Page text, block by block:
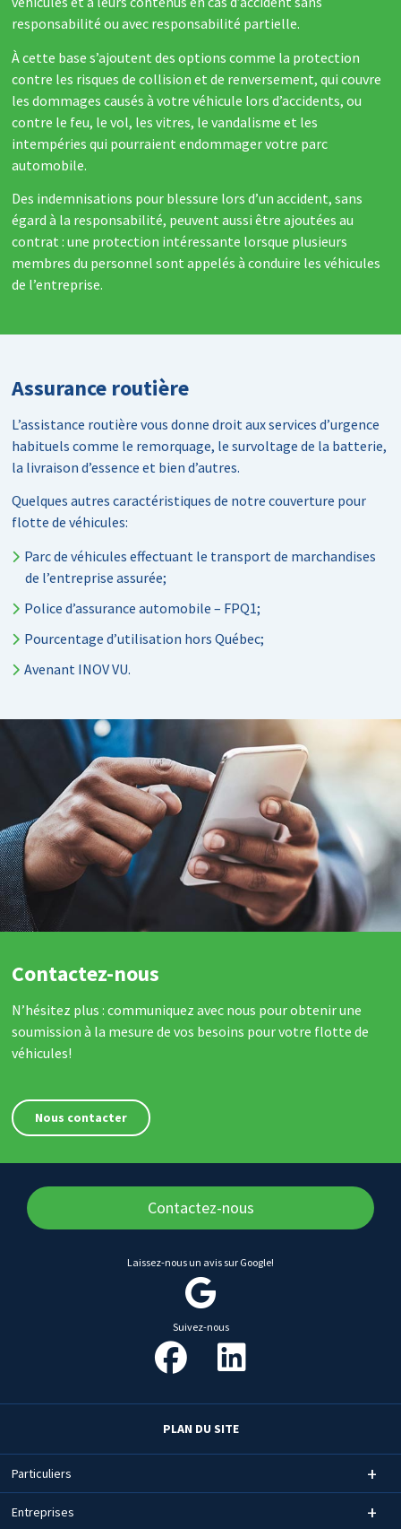
responsabilité ou avec responsabilité partielle.
À cette base s’ajoutent des options comme la protection
contre les risques de collision et de renversement, qui couvre
les dommages causés à votre véhicule lors d’accidents, ou
contre le feu, le vol, les vitres, le vandalisme et les
intempéries qui pourraient endommager votre parc
automobile.
Des indemnisations pour blessure lors d’un accident, sans
égard à la responsabilité, peuvent aussi être ajoutées au
contrat : une protection intéressante lorsque plusieurs
membres du personnel sont appelés à conduire les véhicules
de l’entreprise.
Assurance routière
L’assistance routière vous donne droit aux services d’urgence
habituels comme le remorquage, le survoltage de la batterie,
la livraison d’essence et bien d’autres.
Quelques autres caractéristiques de notre couverture pour
flotte de véhicules:
Parc de véhicules effectuant le transport de marchandises
de l’entreprise assurée;
Police d’assurance automobile – FPQ1;
Pourcentage d’utilisation hors Québec;
Avenant INOV VU.
Contactez-nous
N’hésitez plus : communiquez avec nous pour obtenir une
soumission à la mesure de vos besoins pour votre flotte de
véhicules!
Nous contacter
Contactez-nous
Laissez-nous un avis sur Google!
Suivez-nous
PLAN DU SITE
Particuliers
Entreprises